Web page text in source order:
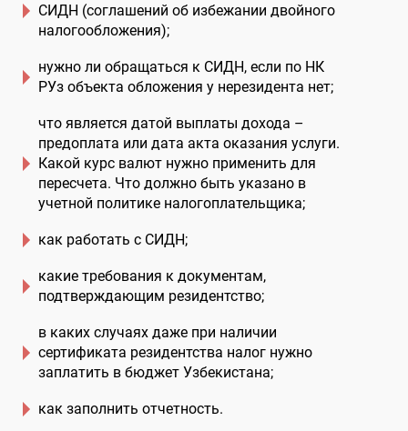
СИДН (соглашений об избежании двойного
налогообложения);
нужно ли обращаться к СИДН, если по НК
РУз объекта обложения у нерезидента нет;
что является датой выплаты дохода –
предоплата или дата акта оказания услуги.
Какой курс валют нужно применить для
пересчета. Что должно быть указано в
учетной политике налогоплательщика;
как работать с СИДН;
какие требования к документам,
подтверждающим резидентство;
в каких случаях даже при наличии
сертификата резидентства налог нужно
заплатить в бюджет Узбекистана;
как заполнить отчетность.